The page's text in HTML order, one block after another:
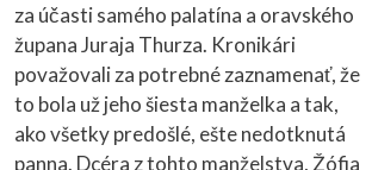
za účasti samého palatína a oravského
župana Juraja Thurza. Kronikári
považovali za potrebné zaznamenať, že
to bola už jeho šiesta manželka a tak,
ako všetky predošlé, ešte nedotknutá
panna. Dcéra z tohto manželstva, Žófia